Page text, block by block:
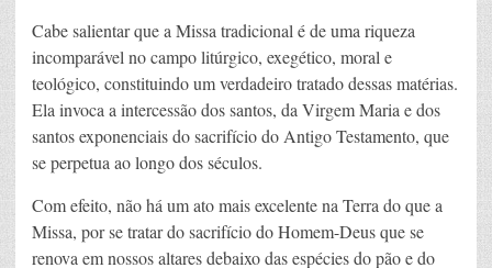
Cabe salientar que a Missa tradicional é de uma riqueza
incomparável no campo litúrgico, exegético, moral e
teológico, constituindo um verdadeiro tratado dessas matérias.
Ela invoca a intercessão dos santos, da Virgem Maria e dos
santos exponenciais do sacrifício do Antigo Testamento, que
se perpetua ao longo dos séculos.
Com efeito, não há um ato mais excelente na Terra do que a
Missa, por se tratar do sacrifício do Homem-Deus que se
renova em nossos altares debaixo das espécies do pão e do